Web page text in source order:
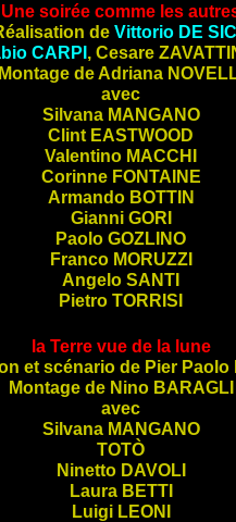
Une soirée comme les
de Vittorio DE
CARPI, Cesare
Montage de Adriana
avec
Silvana MANGANO
Clint EASTWOOD
Valentino MACCHI
Corinne FONTAINE
Armando BOTTIN
Gianni GORI
Paolo GOZLINO
Franco MORUZZI
Angelo SANTI
Pietro TORRISI
la Terre vue de la lune
et scénario de Pier Paolo
Montage de Nino BARAGLI
avec
Silvana MANGANO
TOTÒ
Ninetto DAVOLI
Laura BETTI
Luigi LEONI